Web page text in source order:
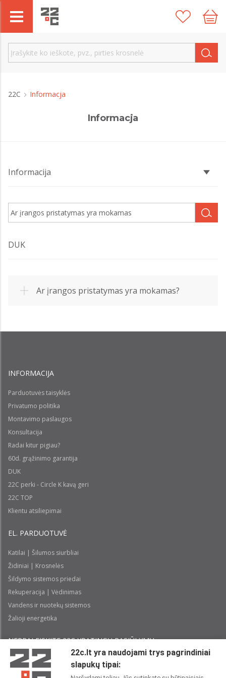
22C Informacja
Informacja
Informacija
DUK
Ar įrangos pristatymas yra mokamas?
INFORMACIJA
Parduotuvės taisyklės
Privatumo politika
Montavimo paslaugos
Konsultacija
Radai kitur pigiau?
60d. grąžinimo garantija
DUK
22C perki - Circle K kavą geri
22C TOP
Klientu atsiliepimai
EL. PARDUOTUVĖ
Katilai | Šilumos siurbliai
Židiniai | Krosnelės
Šildymo sistemos priedai
Rekuperacija | Vėdinimas
Vandens ir nuotekų sistemos
Žalioji energetika
NEPRALEISKITE 22С YPATINGŲ PASIŪLYMŲ:
22c.lt yra naudojami trys pagrindiniai
slapukų tipai: